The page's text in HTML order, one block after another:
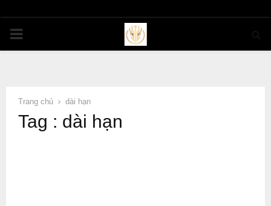
PRIMARY
Trang chủ dài hạn
Tag : dài hạn